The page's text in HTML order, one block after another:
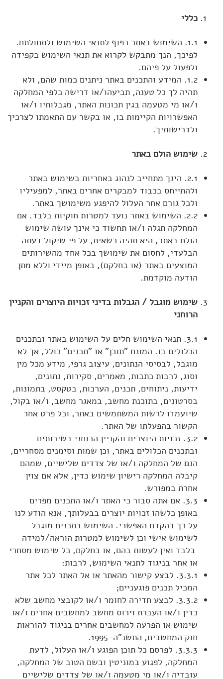
כללי
1.1. השימוש באתר כפוף לתנאי השימוש ולתחולתם.
לפיכך, הנך מתבקש לקרוא את תנאי השימוש בקפידה
ולפעול על פיהם.
1.2. המידע והתכנים באתר ניתנים כמות שהם, ולא
תהיה לך כל טענה, תביעהו/או דרישה כלפי המחלקה
ו/או מי מטעמה בגין תכונות האתר, מגבלותיו ו/או
האפשרויות הקיימות בו, או בקשר עם התאמתו לצרכיך
ולדרישותיך.
שימוש הולם באתר
2.1. הינך מתחייב לנהוג באחריות בשימוש באתר
ולהתייחס בכבוד למבקרים אחרים באתר, למפעיליו
ולכל גורם אחר העלול להיפגע משימושך באתר.
2.2. השימוש באתר נועד למטרות חוקיות בלבד. אם
המחלקה תגלה ו/או תחשוד כי אינך עושה שימוש
הולם באתר, היא תהיה רשאית, על פי שיקול דעתה
הבלעדי, לחסום את שימושך בכל אחד מהשירותים
המוצעים באתר (או בחלקם), באופן מיידי וללא מתן
הודעה מוקדמת.
שימוש מוגבל / הגבלות בדיני זכויות היוצרים והקניין
הרוחני
3.1. תנאי השימוש חלים על השימוש באתר ובתכנים
הכלולים בו. המונח "תוכן" או "תכנים" כולל, אך לא
מוגבל, לבסיסי הנתונים, עיצוב גרפי, מידע מכל מין
וסוג, לרבות כתבות, מאמרים, סקירות, נתונים,
ידיעות, ניתוחים, תכנים, הערכות, בטקסט, בתמונות,
בסרטונים, בתוכנת מחשב, במאגר מחשב, ו/או בקול,
שיועמדו לרשות המשתמשים באתר, וכל פרט אחר
הקשור בהפעלתו של האתר.
3.2. זכויות היוצרים והקניין הרוחני בשירותים
ובתכנים הכלולים באתר, וכן שמות וסימנים מסחריים,
הנם של המחלקה ו/או של צדדים שלישיים, שמהם
קיבלה המחלקה רישיון שימוש כדין, אלא אם צוין
אחרת במפורש.
3.3. אם אתה סבור כי האתר ו/או התכנים מפרים
באופן כלשהו זכויות יוצרים בבעלותך, אנא הודע לנו
על כך בהקדם האפשרי. השימוש בתכנים מוגבל
לשימוש אישי וכן לשימוש למטרות הוראה/למידה
בלבד ואין לעשות בהם, או בחלקם, כל שימוש מסחרי
או אחר בניגוד לתנאי השימוש, לרבות:
3.3.1. לבצע קישור מהאתר או אל האתר לכל אתר
המכיל תכנים פוגעניים;
3.3.2. לבצע חדירה לחומר ו/או לקובצי מחשב שלא
כדין ו/או העברת וירוס מחשב למחשבים אחרים ו/או
שימוש או הפרעה למחשבים אחרים בניגוד להוראות
חוק המחשבים, התשנ"ה-1995.
3.3.3. לפרסם כל תוכן הפוגע ו/או העלול, לדעת
המחלקה, לפגוע במוניטין ובשם הטוב של המחלקה,
עובדיה ו/או מי מטעמה ו/או של צדדים שלישיים